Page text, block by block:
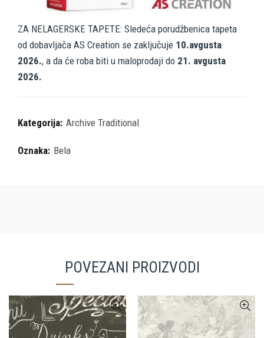
ZA NELAGERSKE TAPETE: Sledeća porudžbenica tapeta
od dobavljača AS Creation se zaključuje 10.avgusta
2026., a da će roba biti u maloprodaji do 21. avgusta
2026.
Kategorija: Archive Traditional
Oznaka: Bela
POVEZANI PROIZVODI